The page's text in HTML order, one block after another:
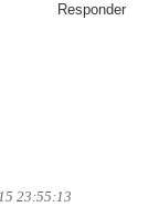
Responder
23:55:13